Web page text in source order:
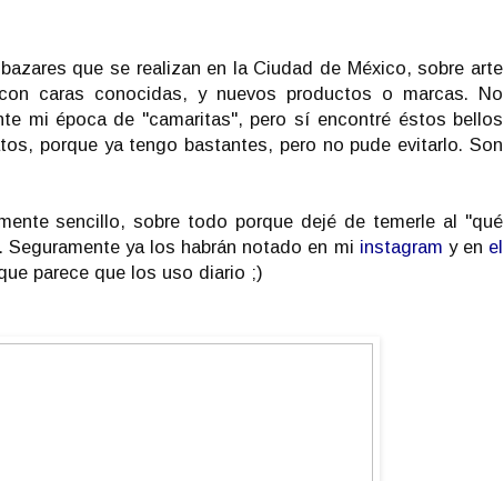
que se realizan en la Ciudad de México, sobre arte
caras conocidas, y nuevos productos o marcas. No
mi época de "camaritas", pero sí encontré éstos bellos
porque ya tengo bastantes, pero no pude evitarlo. Son
sencillo, sobre todo porque dejé de temerle al "qué
ya los habrán notado en mi instagram y en el
parece que los uso diario ;)